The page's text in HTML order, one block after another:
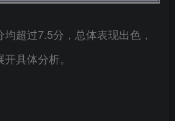
超过7.5分，总体表现出色，
具体分析。